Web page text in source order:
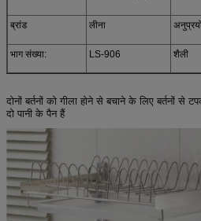
ब्रांड लीना
भाग संख्या: LS-906 शैली
दोनों बर्तनों को गीला होने से बचाने के लिए बर्तनों से
दो पानी के पैन हैं